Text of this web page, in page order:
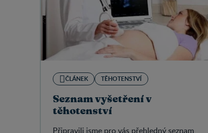
ČLÁNEK TĚHOTENSTVÍ
Seznam vyšetření v
těhotenství
Připravili jsme pro vás přehledný seznam